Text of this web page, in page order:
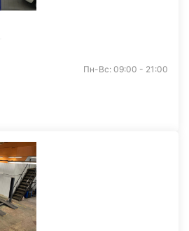
Пн-Вс: 09:00 - 21:00